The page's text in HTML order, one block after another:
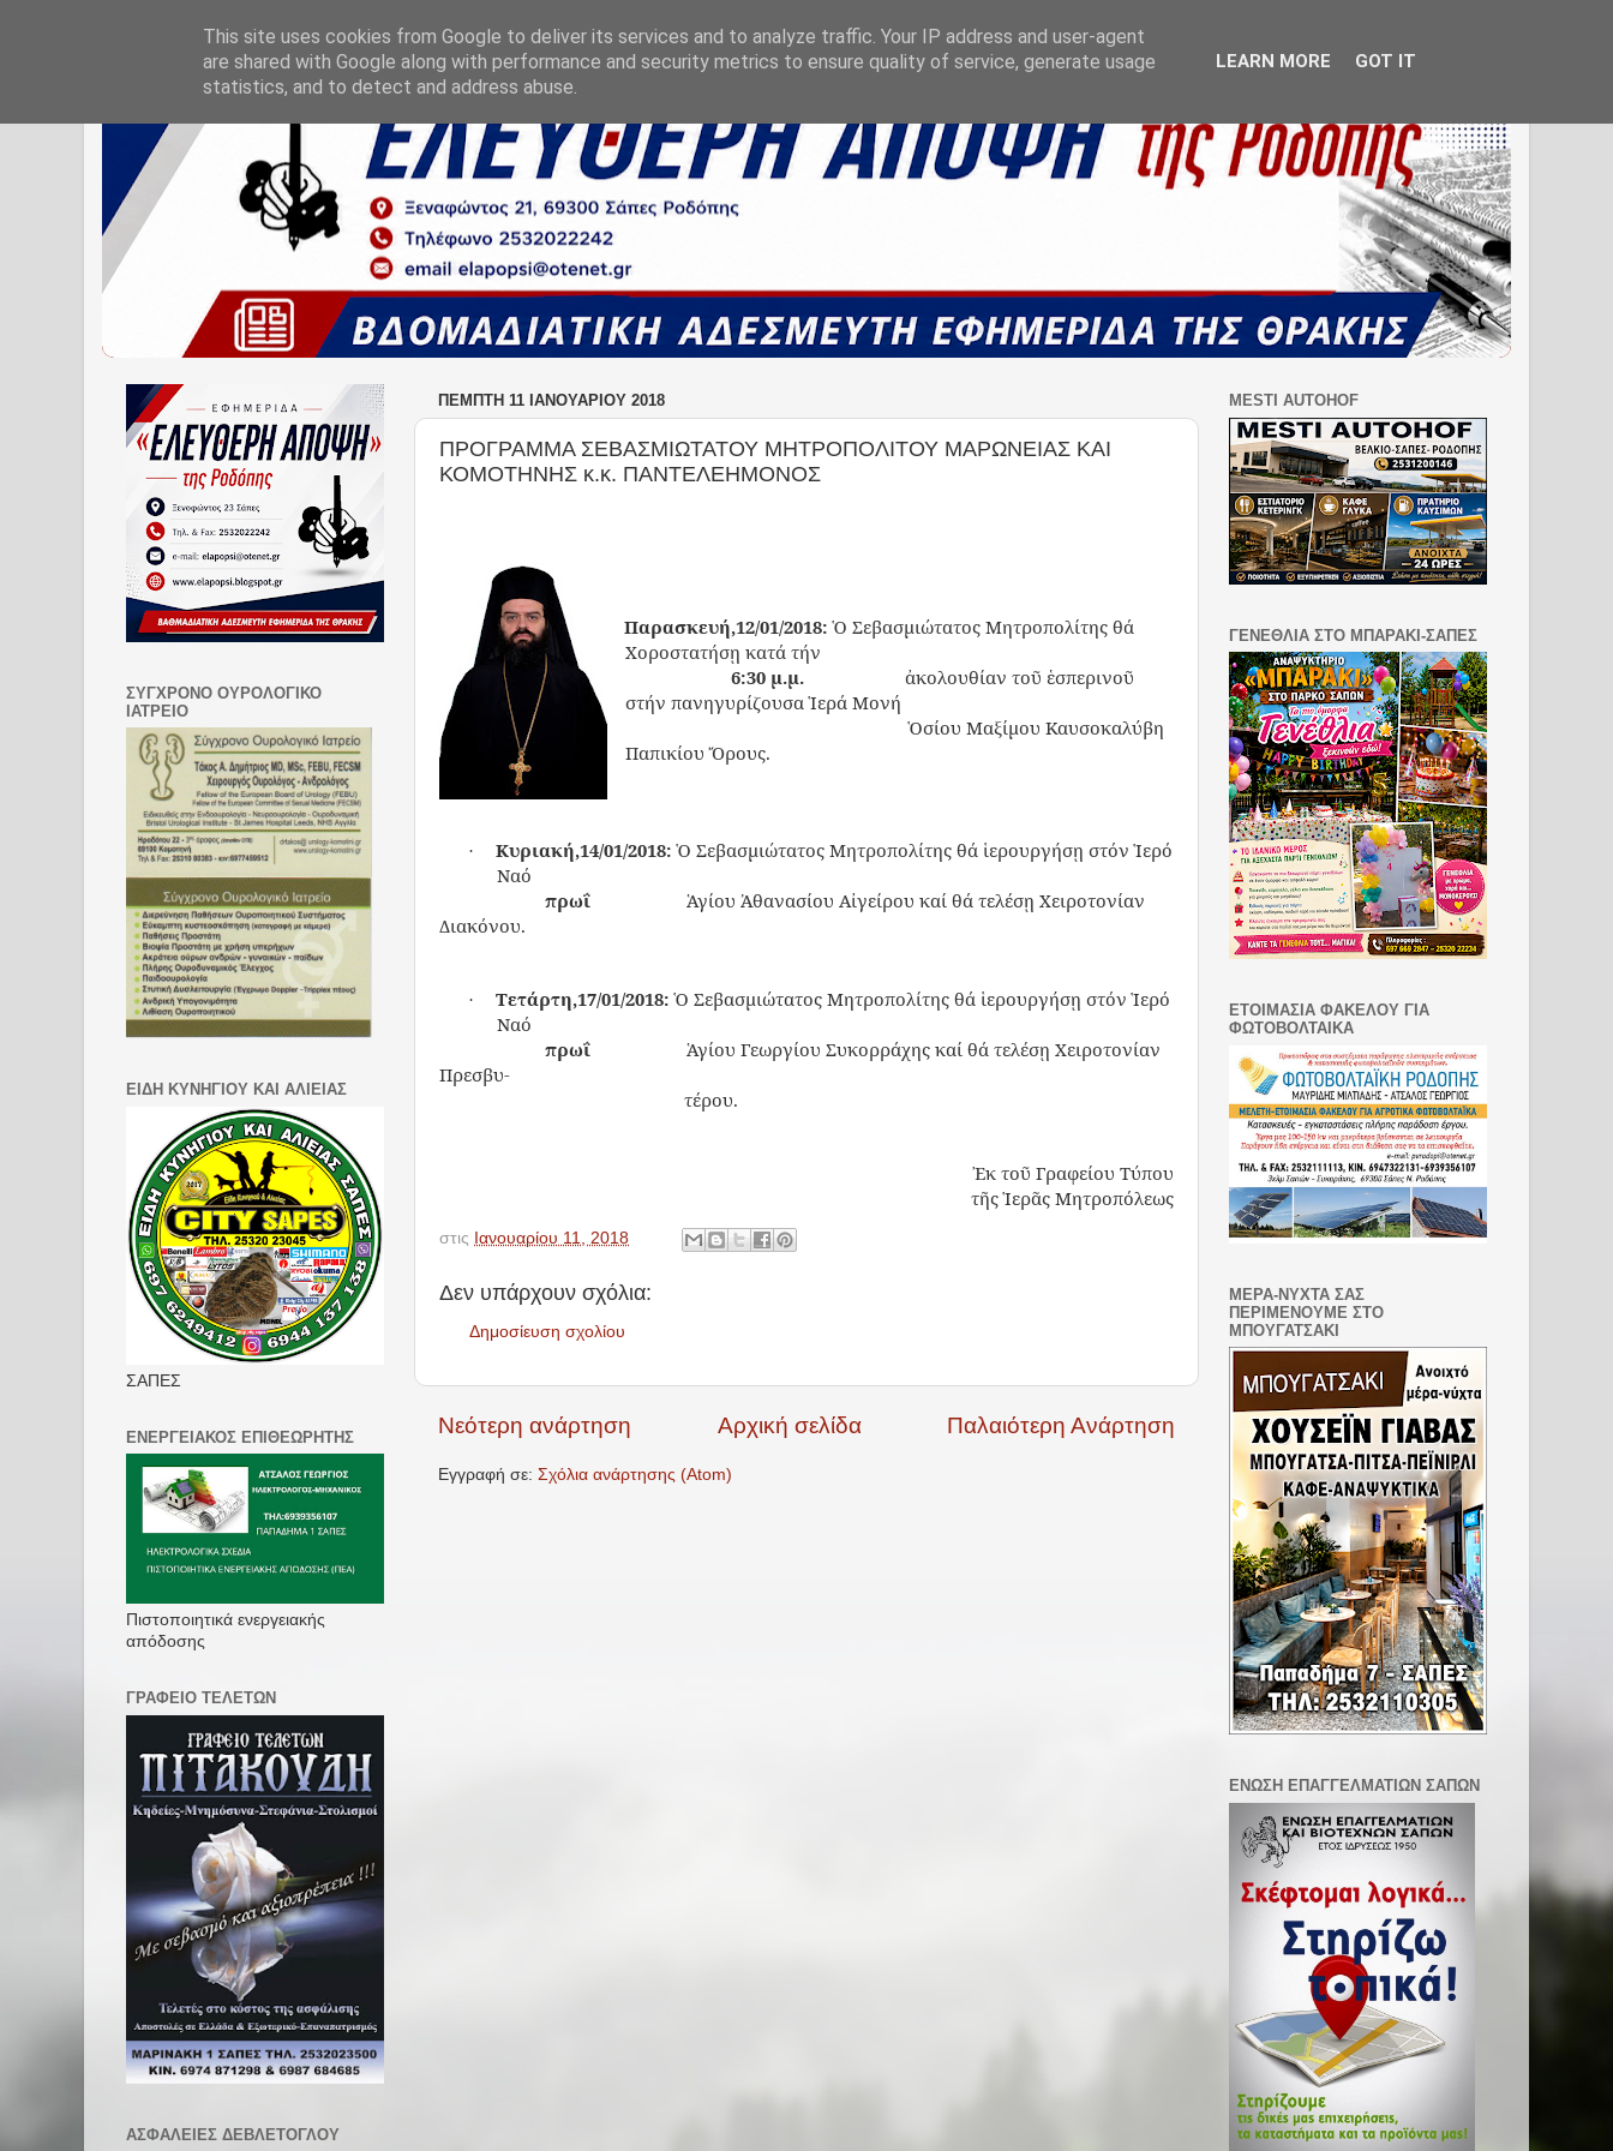
ΠΈΜΠΤΗ 11 ΙΑΝΟΥΑΡΊΟΥ 2018
ΠΡΟΓΡΑΜΜΑ ΣΕΒΑΣΜΙΩΤΑΤΟΥ ΜΗΤΡΟΠΟΛΙΤΟΥ ΜΑΡΩΝΕΙΑΣ ΚΑΙ
ΚΟΜΟΤΗΝΗΣ κ.κ. ΠΑΝΤΕΛΕΗΜΟΝΟΣ
Παρασκευή,12/01/2018:Ὁ Σεβασμιώτατος Μητροπολίτης θά
Χοροστατήσῃ κατά τήν
6:30 μ.μ.
ἀκολουθίαν τοῦ ἑσπερινοῦ
στήν πανηγυρίζουσα Ἱερά Μονή
Ὁσίου Μαξίμου Καυσοκαλύβη
Παπικίου Ὄρους.
· Κυριακή,14/01/2018:Ὁ Σεβασμιώτατος Μητροπολίτης θά ἱερουργήσῃ στόν Ἱερό
Ναό
πρωΐ
Ἁγίου Ἀθανασίου Αἰγείρου καί θά τελέσῃ Χειροτονίαν
Διακόνου.
· Τετάρτη,17/01/2018:Ὁ Σεβασμιώτατος Μητροπολίτης θά ἱερουργήσῃ στόν Ἱερό
Ναό
πρωΐ
Ἁγίου Γεωργίου Συκορράχης καί θά τελέσῃ Χειροτονίαν
Πρεσβυ-
τέρου.
Ἐκ τοῦ Γραφείου Τύπου
τῆς Ἱερᾶς Μητροπόλεως
στις Ιανουαρίου 11, 2018
Δεν υπάρχουν σχόλια:
Δημοσίευση σχολίου
Νεότερη ανάρτηση Παλαιότερη Ανάρτηση
Αρχική σελίδα
Εγγραφή σε: Σχόλια ανάρτησης (Atom)
ΣΥΓΧΡΟΝΟ ΟΥΡΟΛΟΓΙΚΟ
ΙΑΤΡΕΙΟ
ΕΙΔΗ ΚΥΝΗΓΙΟΥ ΚΑΙ ΑΛΙΕΙΑΣ
ΣΑΠΕΣ
ΕΝΕΡΓΕΙΑΚΟΣ ΕΠΙΘΕΩΡΗΤΗΣ
Πιστοποιητικά ενεργειακής
απόδοσης
ΓΡΑΦΕΙΟ ΤΕΛΕΤΩΝ
ΑΣΦΑΛΕΙΕΣ ΔΕΒΛΕΤΟΓΛΟΥ
MESTI AUTOHOF
ΓΕΝΕΘΛΙΑ ΣΤΟ ΜΠΑΡΑΚΙ-ΣΑΠΕΣ
ΕΤΟΙΜΑΣΙΑ ΦΑΚΕΛΟΥ ΓΙΑ
ΦΩΤΟΒΟΛΤΑΙΚΑ
ΜΕΡΑ-ΝΥΧΤΑ ΣΑΣ
ΠΕΡΙΜΕΝΟΥΜΕ ΣΤΟ
ΜΠΟΥΓΑΤΣΑΚΙ
ΕΝΩΣΗ ΕΠΑΓΓΕΛΜΑΤΙΩΝ ΣΑΠΩΝ
This site uses cookies from Google to deliver its services and to analyze traffic. Your IP address and user-agent
are shared with Google along with performance and security metrics to ensure quality of service, generate usage
statistics, and to detect and address abuse.
LEARN MORE GOT IT